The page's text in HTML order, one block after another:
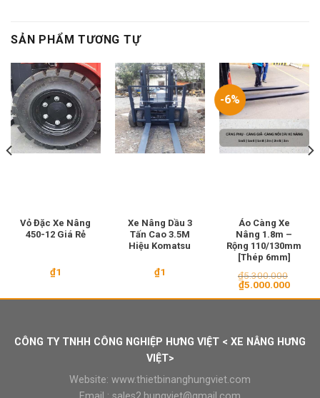
SẢN PHẨM TƯƠNG TỰ
Vỏ Đặc Xe Nâng
450-12 Giá Rẻ
₫1
Xe Nâng Dầu 3
Tấn Cao 3.5M
Hiệu Komatsu
₫1
-6%
Áo Càng Xe
Nâng 1.8m –
Rộng 110/130mm
[Thép 6mm]
₫5.300.000
Giá
gốc
là:
₫5.000.000Giá
tại
CÔNG TY TNHH CÔNG NGHIỆP HƯNG VIỆT < XE NÂNG HƯNG
VIỆT>
Website: www.thietbinanghungviet.com